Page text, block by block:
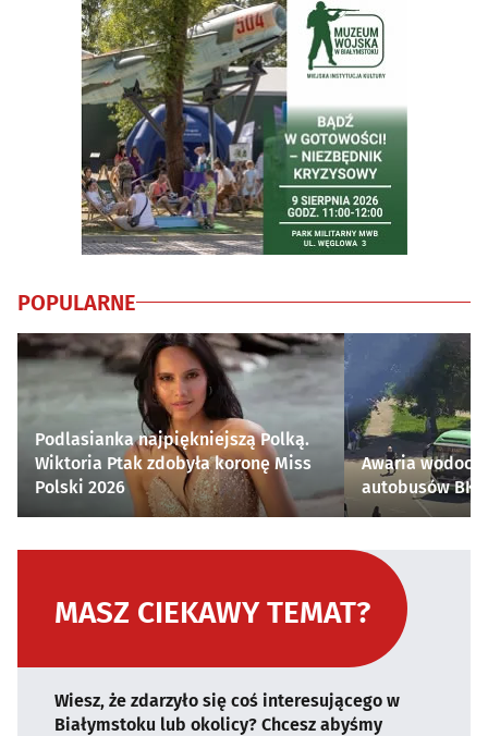
POPULARNE
Podlasianka najpiękniejszą Polką.
Wiktoria Ptak zdobyła koronę Miss
Polski 2026
Awaria
autobusów
MASZ CIEKAWY TEMAT?
Wiesz, że zdarzyło się coś interesującego w
Białymstoku lub okolicy? Chcesz abyśmy